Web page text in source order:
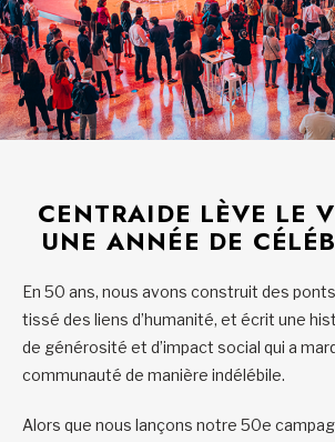
CENTRAIDE LÈVE LE
UNE ANNÉE DE
En 50 ans, nous avons construit des
tissé des liens d’humanité, et écrit une
de générosité et d’impact social qui a
communauté de manière indélébile.
Alors que nous lançons notre 50e